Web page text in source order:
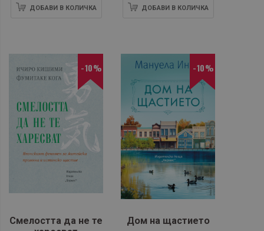
ДОБАВИ В КОЛИЧКА ДОБАВИ В КОЛИЧКА
-10%
Смелостта да не те
-10%
Дом на щастието